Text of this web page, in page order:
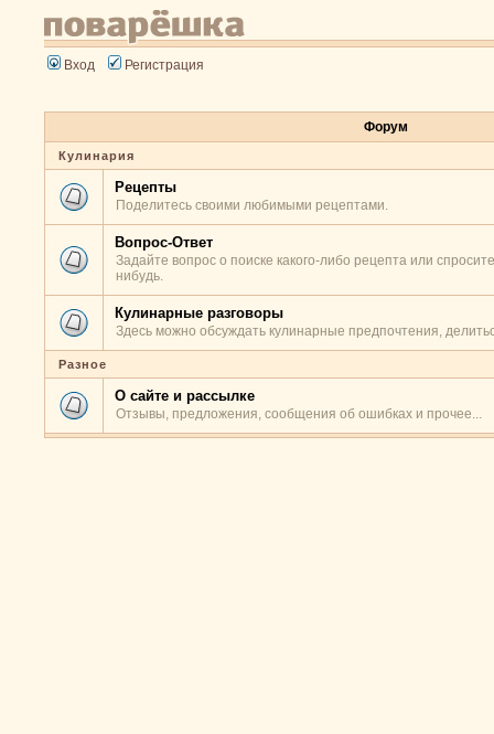
Вход Регистрация
Форум
Кулинария
Рецепты
Поделитесь своими любимыми рецептами.
Вопрос-Ответ
Задайте вопрос о поиске какого-либо рецепта или
нибудь.
Кулинарные разговоры
Здесь можно обсуждать кулинарные предпочтения,
Разное
О сайте и рассылке
Отзывы, предложения, сообщения об ошибках и прочее...